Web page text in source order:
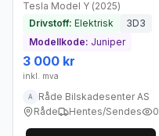
Tesla Model Y (2025)
Drivstoff: Elektrisk
3D3
Modellkode: Juniper
3 000 kr
inkl. mva
A
Råde Bilskadesenter AS
Råde
Hentes/Sendes 0